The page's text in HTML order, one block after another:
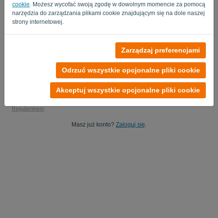
cookie . Możesz wycofać swoją zgodę w dowolnym momencie za pomocą
narzędzia do zarządzania plikami cookie znajdującym się na dole naszej
strony internetowej.
Zarządzaj preferencjami
Odrzuć wszystkie opcjonalne pliki cookie
Akceptuj wszystkie opcjonalne pliki cookie
Tak, możesz studiować moje dane produktowe..
Tak, możesz wysyłać mi aktualizacje marketingowe.
Rozpocznij bezpłatny okres próbny
Karta kredytowa nie jest wymagana
Bez zobowiązań! 100% wolny od zobowiązań
Twoje dane są w 100% bezpieczne
Regulaminem.
Masz już konto? Zaloguj się.